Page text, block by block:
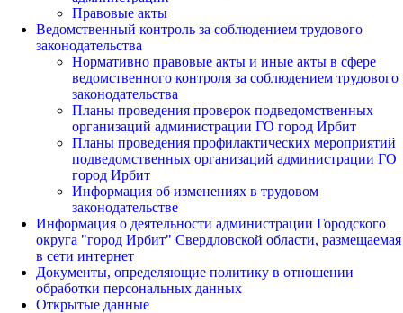
Правовые акты
Ведомственный контроль за соблюдением трудового
законодательства
Нормативно правовые акты и иные акты в сфере
ведомственного контроля за соблюдением трудового
законодательства
Планы проведения проверок подведомственных
организаций администрации ГО город Ирбит
Планы проведения профилактических мероприятий
подведомственных организаций администрации ГО
город Ирбит
Информация об изменениях в трудовом
законодательстве
Информация о деятельности администрации Городского
округа "город Ирбит" Свердловской области, размещаемая
в сети интернет
Документы, определяющие политику в отношении
обработки персональных данных
Открытые данные